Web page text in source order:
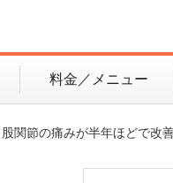
料金／メニュー
関節の痛みが半年ほどで改